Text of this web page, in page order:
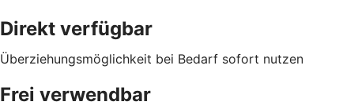
Direkt verfügbar
Überziehungsmöglichkeit bei Bedarf sofort nutzen
Frei verwendbar